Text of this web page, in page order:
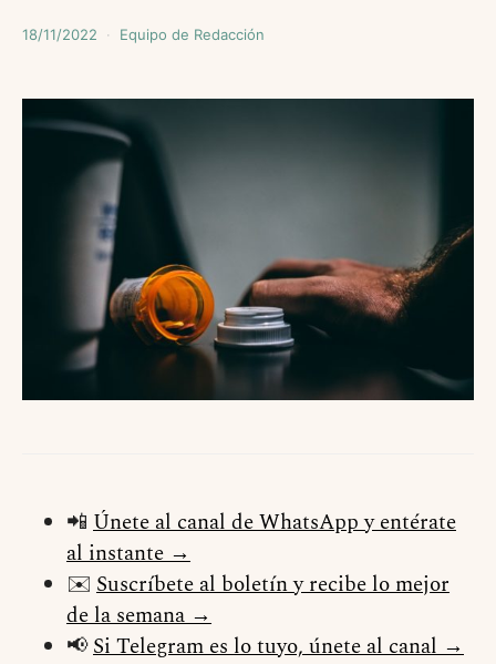
18/11/2022 Equipo de Redacción
📲 Únete al canal de WhatsApp y entérate
al instante →
✉️ Suscríbete al boletín y recibe lo mejor
de la semana →
📢Si Telegram es lo tuyo, únete al canal →